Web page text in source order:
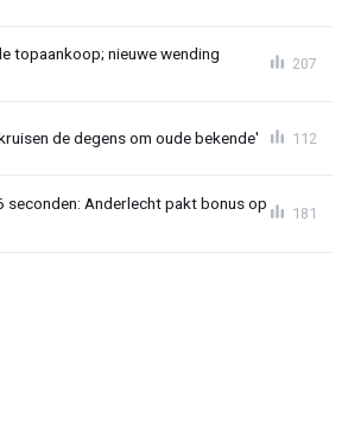
topaankoop; nieuwe wending
207
de degens om oude bekende' 112
seconden: Anderlecht pakt bonus op
181